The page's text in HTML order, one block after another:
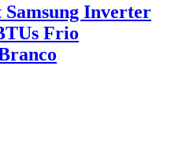
Inverter
Frio